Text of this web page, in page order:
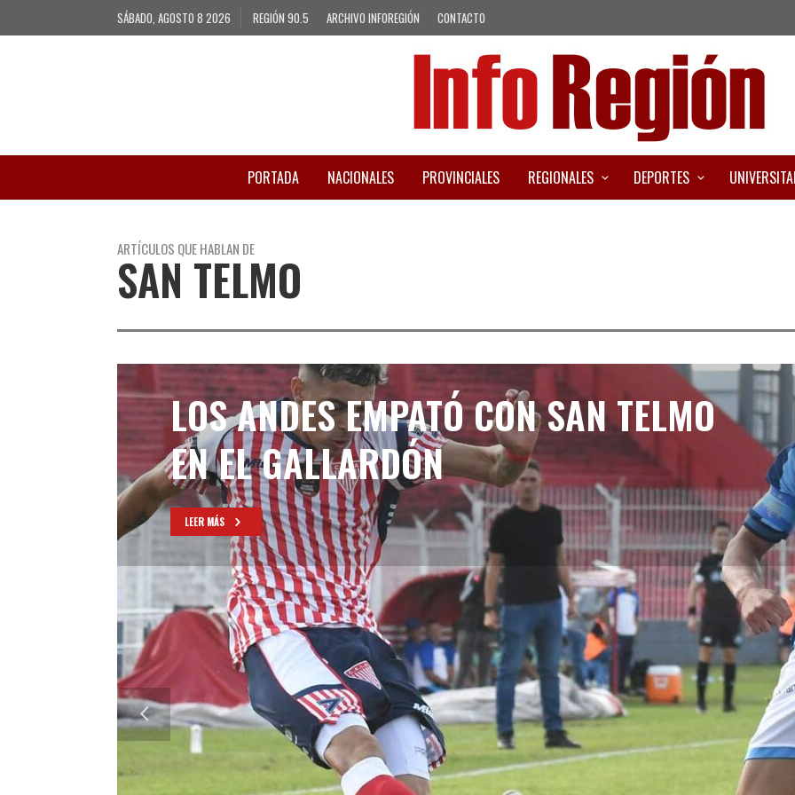
SÁBADO, AGOSTO 8 2026 REGIÓN 90.5 ARCHIVO INFOREGIÓN CONTACTO
PORTADA NACIONALES PROVINCIALES REGIONALES DEPORTES
ARTÍCULOS QUE HABLAN DE
SAN TELMO
LOS ANDES EMPATÓ CON SAN TELMO
EN EL GALLARDÓN
LEER MÁS